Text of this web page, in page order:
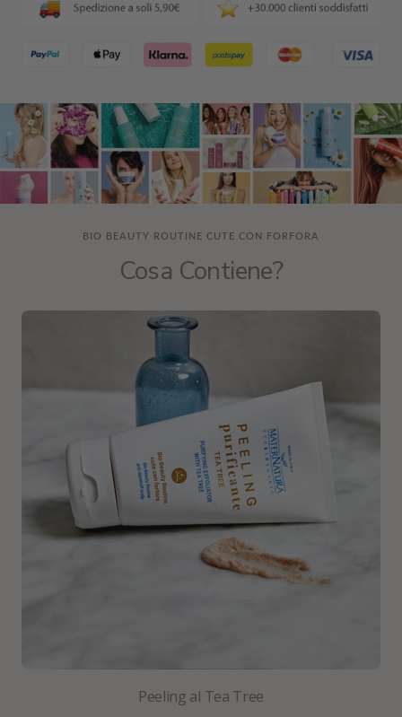
BIO BEAUTY ROUTINE CUTE CON FORFORA
Cosa Contiene?
Peeling al Tea Tree